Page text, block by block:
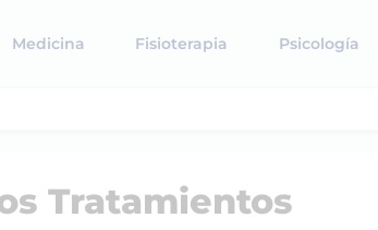
Medicina Fisioterapia Psicología
Tratamientos